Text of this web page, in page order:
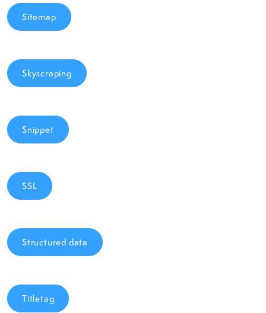
Sitemap
Skyscraping
Snippet
SSL
Structured data
Titletag